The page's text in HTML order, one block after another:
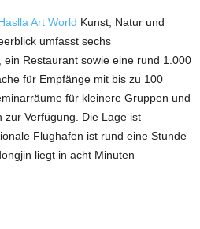
Art World Kunst, Natur und
umfasst sechs
Restaurant sowie eine rund 1.000
für Empfänge mit bis zu 100
für kleinere Gruppen und
zur Verfügung. Die Lage ist
Flughafen ist rund eine Stunde
liegt in acht Minuten